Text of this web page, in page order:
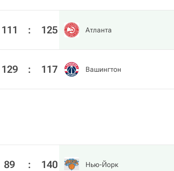
111 : 125 Атланта
129 : 117 Вашингтон
89 : 140 Нью-Йорк